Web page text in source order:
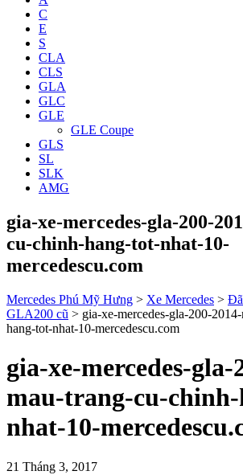
C
E
S
CLA
CLS
GLA
GLC
GLE
GLE Coupe
GLS
SL
SLK
AMG
gia-xe-mercedes-gla-200-
cu-chinh-hang-tot-nhat-10-
mercedescu.com
Mercedes Phú Mỹ Hưng > Xe Mercedes >
GLA200 cũ > gia-xe-mercedes-gla-200-
hang-tot-nhat-10-mercedescu.com
gia-xe-mercedes-gla-
mau-trang-cu-
nhat-10-
21 Tháng 3, 2017